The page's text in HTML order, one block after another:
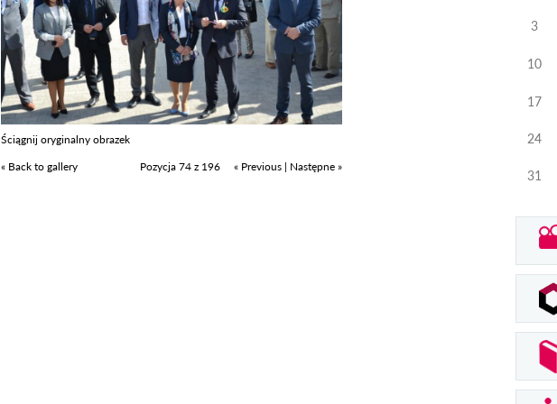
Ściągnij oryginalny obrazek
« Back to gallery
Pozycja 74 z 196 « Previous | Następne »
3
10
17
24
31